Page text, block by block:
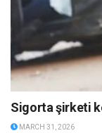
Sigorta şirketi
MARCH 31, 2026